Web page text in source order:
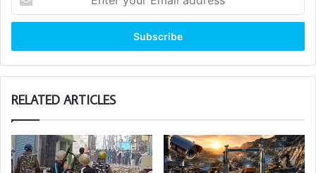
your
Email
RELATED ARTICLES